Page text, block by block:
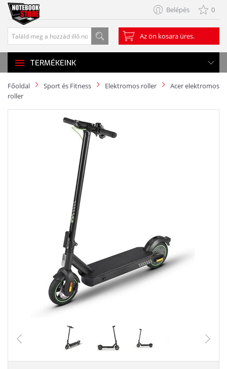
Belépés 0
Az ön kosara üres.
TERMÉKEINK
Főoldal Sport és Fitness Elektromos roller
Acer elektromos
roller